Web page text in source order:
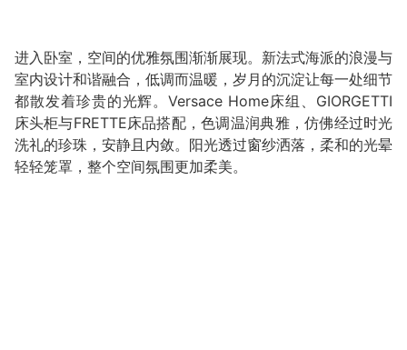
进入卧室，空间的优雅氛围渐渐展现。新法式海派的浪漫与
室内设计和谐融合，低调而温暖，岁月的沉淀让每一处细节
都散发着珍贵的光辉。Versace Home床组、GIORGETTI
床头柜与FRETTE床品搭配，色调温润典雅，仿佛经过时光
洗礼的珍珠，安静且内敛。阳光透过窗纱洒落，柔和的光晕
轻轻笼罩，整个空间氛围更加柔美。